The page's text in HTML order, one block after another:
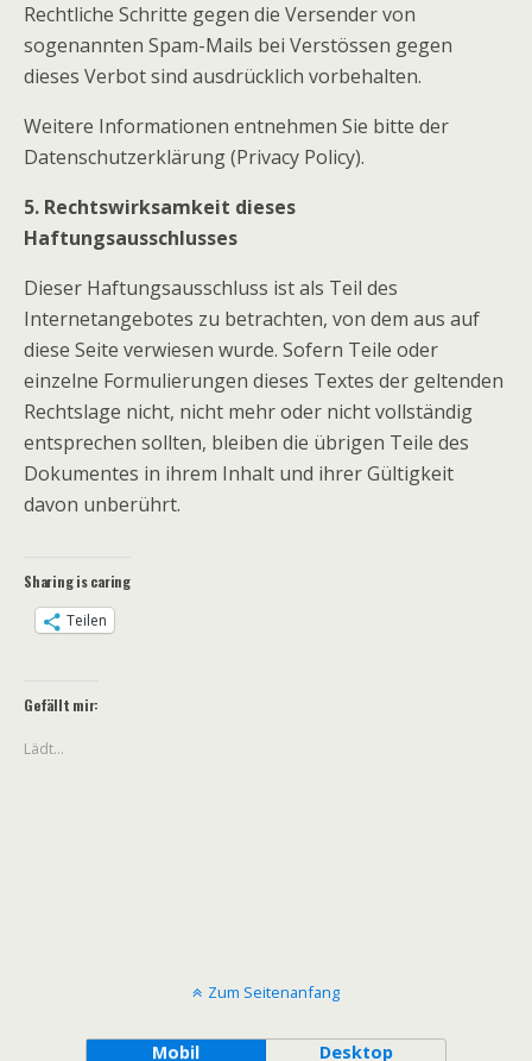
Rechtliche Schritte gegen die Versender von
sogenannten Spam-Mails bei Verstössen gegen
dieses Verbot sind ausdrücklich vorbehalten.
Weitere Informationen entnehmen Sie bitte der
Datenschutzerklärung (Privacy Policy).
5. Rechtswirksamkeit dieses
Haftungsausschlusses
Dieser Haftungsausschluss ist als Teil des
Internetangebotes zu betrachten, von dem aus auf
diese Seite verwiesen wurde. Sofern Teile oder
einzelne Formulierungen dieses Textes der geltenden
Rechtslage nicht, nicht mehr oder nicht vollständig
entsprechen sollten, bleiben die übrigen Teile des
Dokumentes in ihrem Inhalt und ihrer Gültigkeit
davon unberührt.
Sharing is caring
Teilen
Gefällt mir:
Lädt…
Zum Seitenanfang
Mobil Desktop